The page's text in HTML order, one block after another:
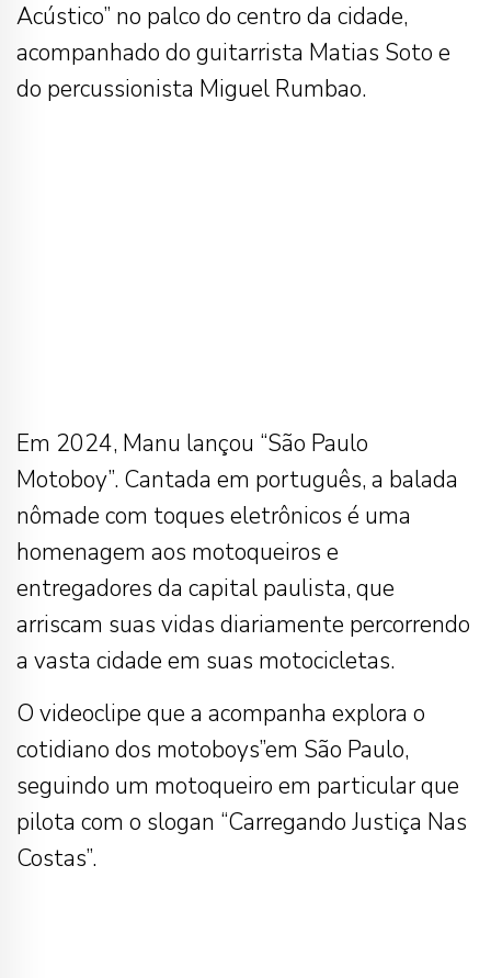
Acústico” no palco do centro da cidade,
acompanhado do guitarrista Matias Soto e
do percussionista Miguel Rumbao.
Em 2024, Manu lançou “São Paulo
Motoboy”. Cantada em português, a balada
nômade com toques eletrônicos é uma
homenagem aos motoqueiros e
entregadores da capital paulista, que
arriscam suas vidas diariamente percorrendo
a vasta cidade em suas motocicletas.
O videoclipe que a acompanha explora o
cotidiano dos motoboys”em São Paulo,
seguindo um motoqueiro em particular que
pilota com o slogan “Carregando Justiça Nas
Costas”.